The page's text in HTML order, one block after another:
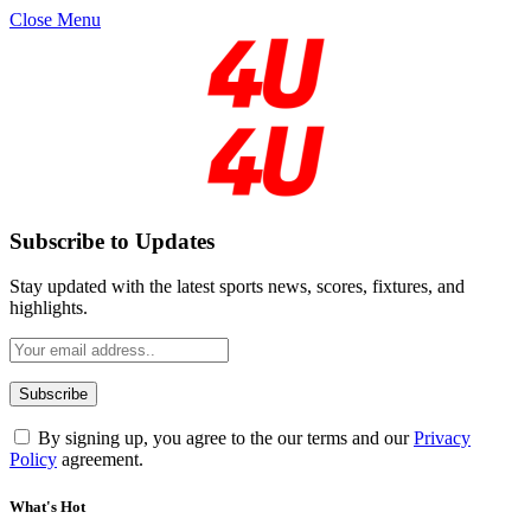
Close Menu
Subscribe to Updates
Stay updated with the latest sports news, scores, fixtures, and
highlights.
By signing up, you agree to the our terms and ourPrivacy
Policy agreement.
What's Hot